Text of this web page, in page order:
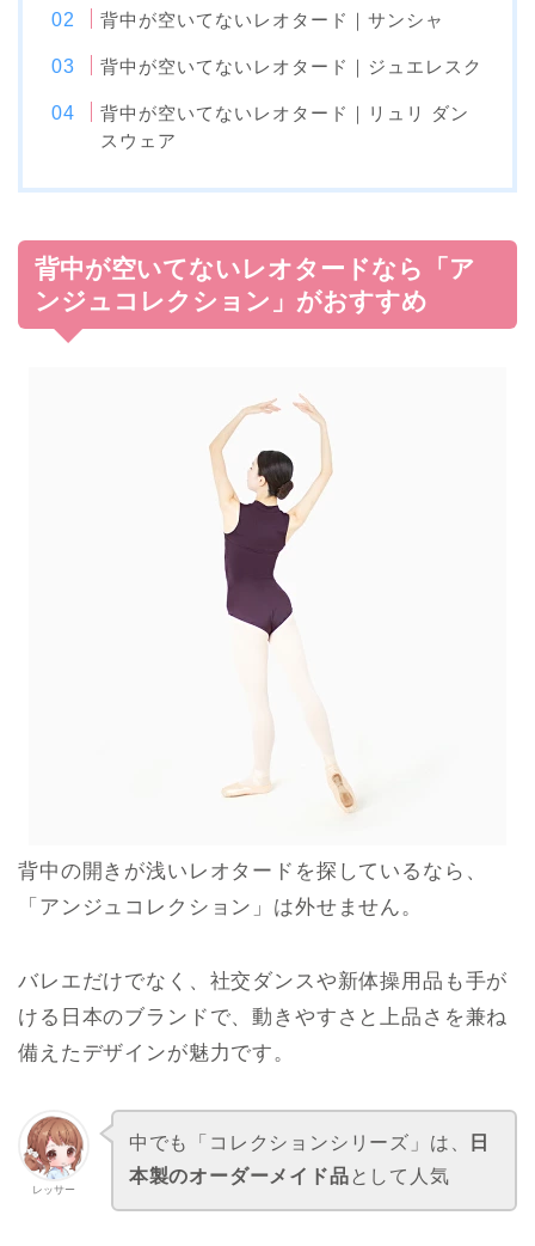
背中が空いてないレオタード｜サンシャ
背中が空いてないレオタード｜ジュエレスク
背中が空いてないレオタード｜リュリ ダン
スウェア
背中が空いてないレオタードなら「ア
ンジュコレクション」がおすすめ
背中の開きが浅いレオタードを探しているなら、
「アンジュコレクション」は外せません。
バレエだけでなく、社交ダンスや新体操用品も手が
ける日本のブランドで、動きやすさと上品さを兼ね
備えたデザインが魅力です。
レッサー
中でも「コレクションシリーズ」は、
日
本製のオーダーメイド品 として人気